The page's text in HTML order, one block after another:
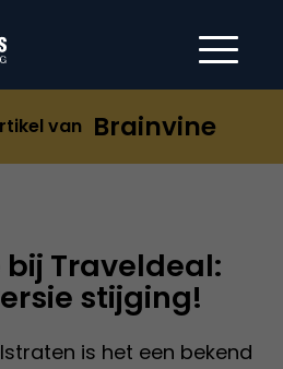
van Brainvine
Traveldeal:
stijging!
is het een bekend